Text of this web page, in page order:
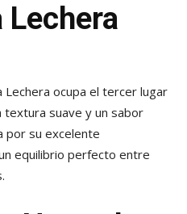
Lechera
ocupa el tercer lugar
textura suave y un sabor
por su excelente
equilibrio perfecto entre